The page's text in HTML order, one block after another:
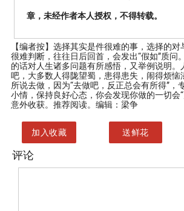
章，未经作者本人授权，不得转载。
【编者按】 选择其实是件很难的事，选择的对
很难判断，往往日后回首，会发出“假如”质问
的话对人生诸多问题有所感悟，又举例说明。
吧，大多数人得陇望蜀，患得患失，闹得烦恼
所说去做，因为“去做吧，反正总会有所得”，
小情，保持良好心态，你会发现你做的一切会
意外收获。推荐阅读。编辑：梁争
加入收藏 送鲜花
评论